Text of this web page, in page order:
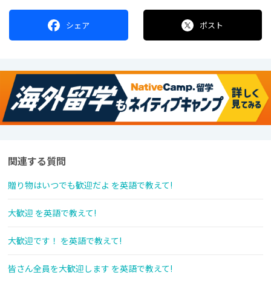
シェア ポスト
関連する質問
贈り物はいつでも歓迎だよ を英語で教えて!
大歓迎 を英語で教えて!
大歓迎です！ を英語で教えて!
皆さん全員を大歓迎します を英語で教えて!